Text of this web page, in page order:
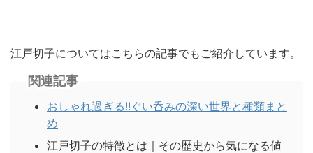
江戸切子についてはこちらの記事でもご紹介しています。
関連記事
おしゃれ過ぎる!!ぐい呑みの深い世界と種類まと
め
江戸切子の特徴とは｜その歴史から気になる値